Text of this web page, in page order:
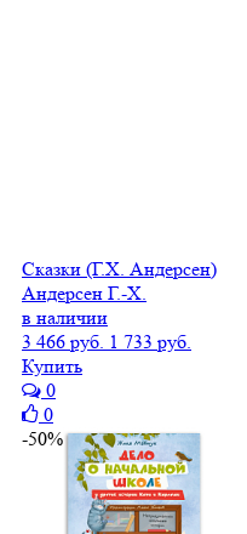
Сказки (Г.Х. Андерсен)
Андерсен Г.-Х.
в наличии
3 466 руб. 1 733 руб.
Купить
0
0
-50%